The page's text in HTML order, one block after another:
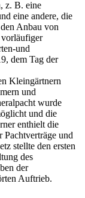
z. B. eine
eine andere, die
Anbau von
und
dem Tag der
Kleingärtnern
und
wurde
und die
enthielt die
und
stellte den ersten
des
der
Auftrieb.